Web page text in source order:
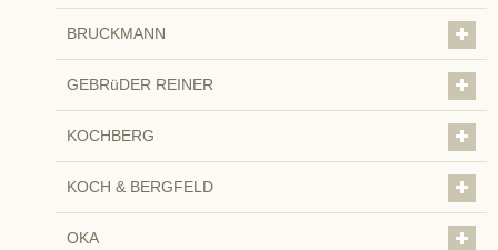
BRUCKMANN
GEBRüDER REINER
KOCHBERG
KOCH & BERGFELD
OKA